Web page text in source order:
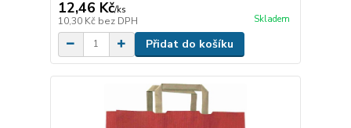
12,46 Kč/ks
10,30 Kč bez DPH Skladem
Přidat do košíku